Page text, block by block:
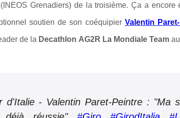
Grenadiers) de la troisième. Ça a encore
soutien de son coéquipier Valentin
de la Decathlon AG2R La Mondiale Team
d'Italie - Valentin Paret-Peintre : "Ma